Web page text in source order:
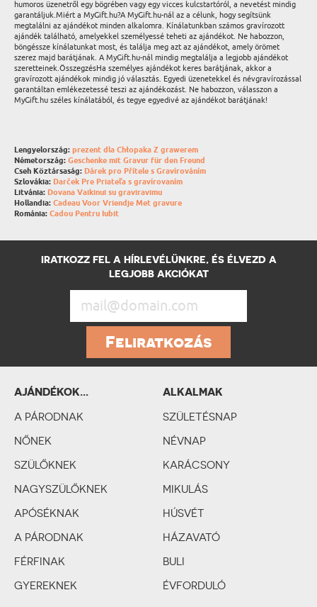
humoros üzenetről egy bögrében vagy egy vicces kulcstartóról, a nevetést mindig
garantáljuk.Miért a MyGift.hu?A MyGift.hu-nál az a célunk, hogy segítsünk
megtalálni az ajándékot minden alkalomra. Kínálatunkban számos gravírozott
ajándék található, amelyekkel személyessé teheti az ajándékot. Ne habozzon,
böngéssze kínálatunkat most, és találja meg azt az ajándékot, amely örömet
szerez majd barátjának. A MyGift.hu-nál mindig megtalálja a legjobb ajándékot
szeretteinek.ÖsszegzésHa személyes ajándékot keres barátjának, akkor a
gravírozott ajándékok mindig jó választás. Egyedi üzenetekkel és névgravírozással
garantáltan emlékezetessé teszi az ajándékozást. Ne habozzon, válasszon a
MyGift.hu széles kínálatából, és tegye egyedivé az ajándékot barátjának!
Lengyelország: prezent dla Chłopaka Z grawerem
Németország: Geschenke mit Gravur für den Freund
Cseh Köztársaság: Dárek pro Přítele s Gravírováním
Szlovákia: Darček Pre Priateľa s gravírovaním
Litvánia: Dovana Vaikinui su graviravimu
Hollandia: Cadeau Voor Vriendje Met gravure
Románia: Cadou Pentru Iubit
IRATKOZZ FEL A HÍRLEVÉLÜNKRE, ÉS ÉLVEZD A
LEGJOBB AKCIÓKAT
Feliratkozás
AJÁNDÉKOK...
A PÁRODNAK
NŐNEK
SZÜLŐKNEK
NAGYSZÜLŐKNEK
APÓSÉKNAK
A PÁRODNAK
FÉRFINAK
GYEREKNEK
SZERINT
ALKALMAK
SZÜLETÉSNAP
NÉVNAP
KARÁCSONY
MIKULÁS
HÚSVÉT
HÁZAVATÓ
BULI
ÉVFORDULÓ